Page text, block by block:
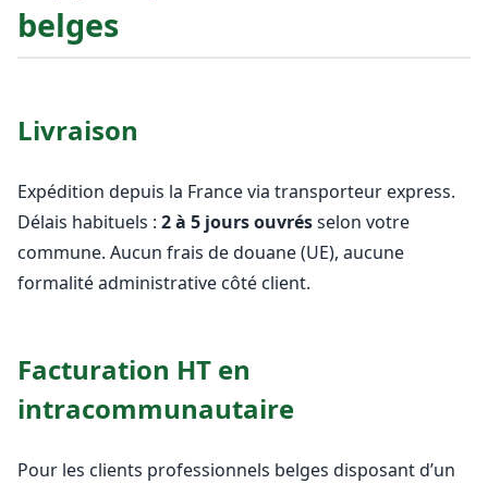
belges
Livraison
Expédition depuis la France via transporteur express.
Délais habituels : 2 à 5 jours ouvrésselon votre
commune. Aucun frais de douane (UE), aucune
formalité administrative côté client.
Facturation HT en
intracommunautaire
Pour les clients professionnels belges disposant d’un